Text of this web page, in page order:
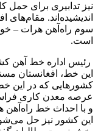
نیز تدابیری برای حمل
اندیشیده‌اند.
سوم راه‌آهن هرات –
است‌‌‌.
رئیس اداره خط آهن
این خط، افغانستان
کشورهایی‌‌‌ که در این خط
عرصه معدن کاری
و با احداث خط
این کشور نیز حل